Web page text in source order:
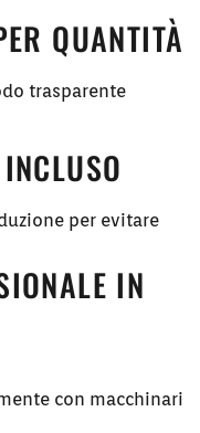
QUANTITÀ
trasparente
per evitare
IN
con macchinari